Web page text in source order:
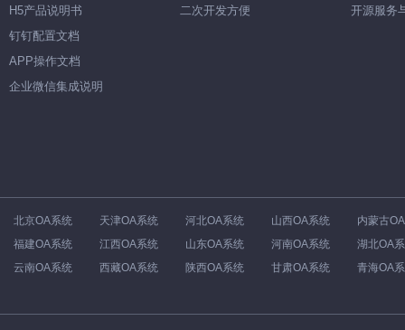
H5产品说明书
钉钉配置文档
APP操作文档
企业微信集成说明
二次开发方便
开源服务
北京OA系统 天津OA系统 河北OA系统 山西OA系统
内蒙古
福建OA系统
江西OA系统 山东OA系统 河南OA系统
湖北OA
云南OA系统
西藏OA系统 陕西OA系统 甘肃OA系统 青海OA